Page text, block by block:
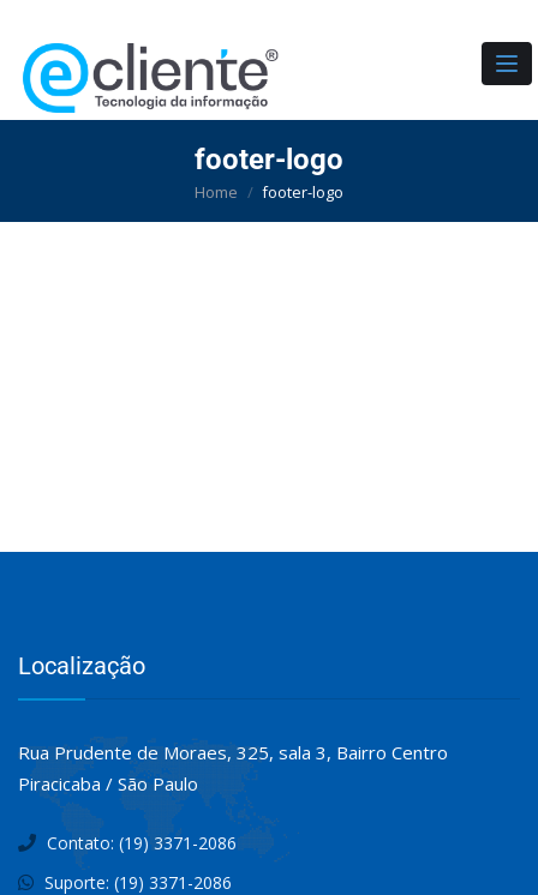
footer-logo
Home footer-logo
Localização
Rua Prudente de Moraes, 325, sala 3, Bairro Centro
Piracicaba / São Paulo
Contato: (19) 3371-2086
Suporte: (19) 3371-2086